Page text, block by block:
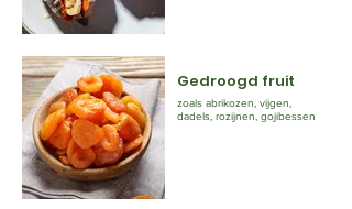
Gedroogd fruit
zoals abrikozen, vijgen,
dadels, rozijnen, gojibessen